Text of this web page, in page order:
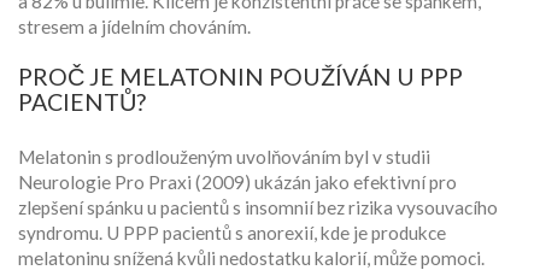
stresem a jídelním chováním.
PROČ JE MELATONIN POUŽÍVÁN U PPP
PACIENTŮ?
Melatonin s prodlouženým uvolňováním byl v studii
Neurologie Pro Praxi (2009) ukázán jako efektivní pro
zlepšení spánku u pacientů s insomnií bez rizika vysouvacího
syndromu. U PPP pacientů s anorexií, kde je produkce
melatoninu snížená kvůli nedostatku kalorií, může pomoci.